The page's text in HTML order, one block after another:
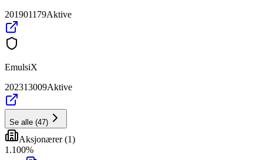
201901179Aktive
EmulsiX
202313009Aktive
Se alle (47)
Aksjonærer(1)
1 .100%